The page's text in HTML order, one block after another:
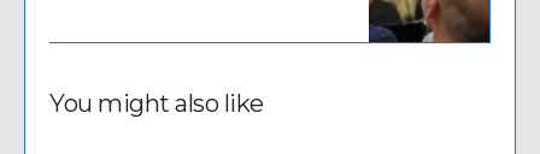
You might also like